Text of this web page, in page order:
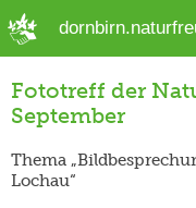
Fototreff der
September
Thema
Lochau“